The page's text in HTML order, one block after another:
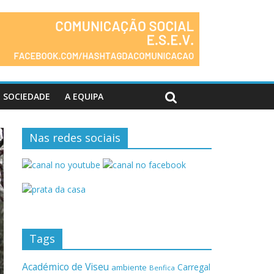
SOCIEDADE A EQUIPA
Nas redes sociais
Tags
Académico de Viseu ambiente Benfica Carregal